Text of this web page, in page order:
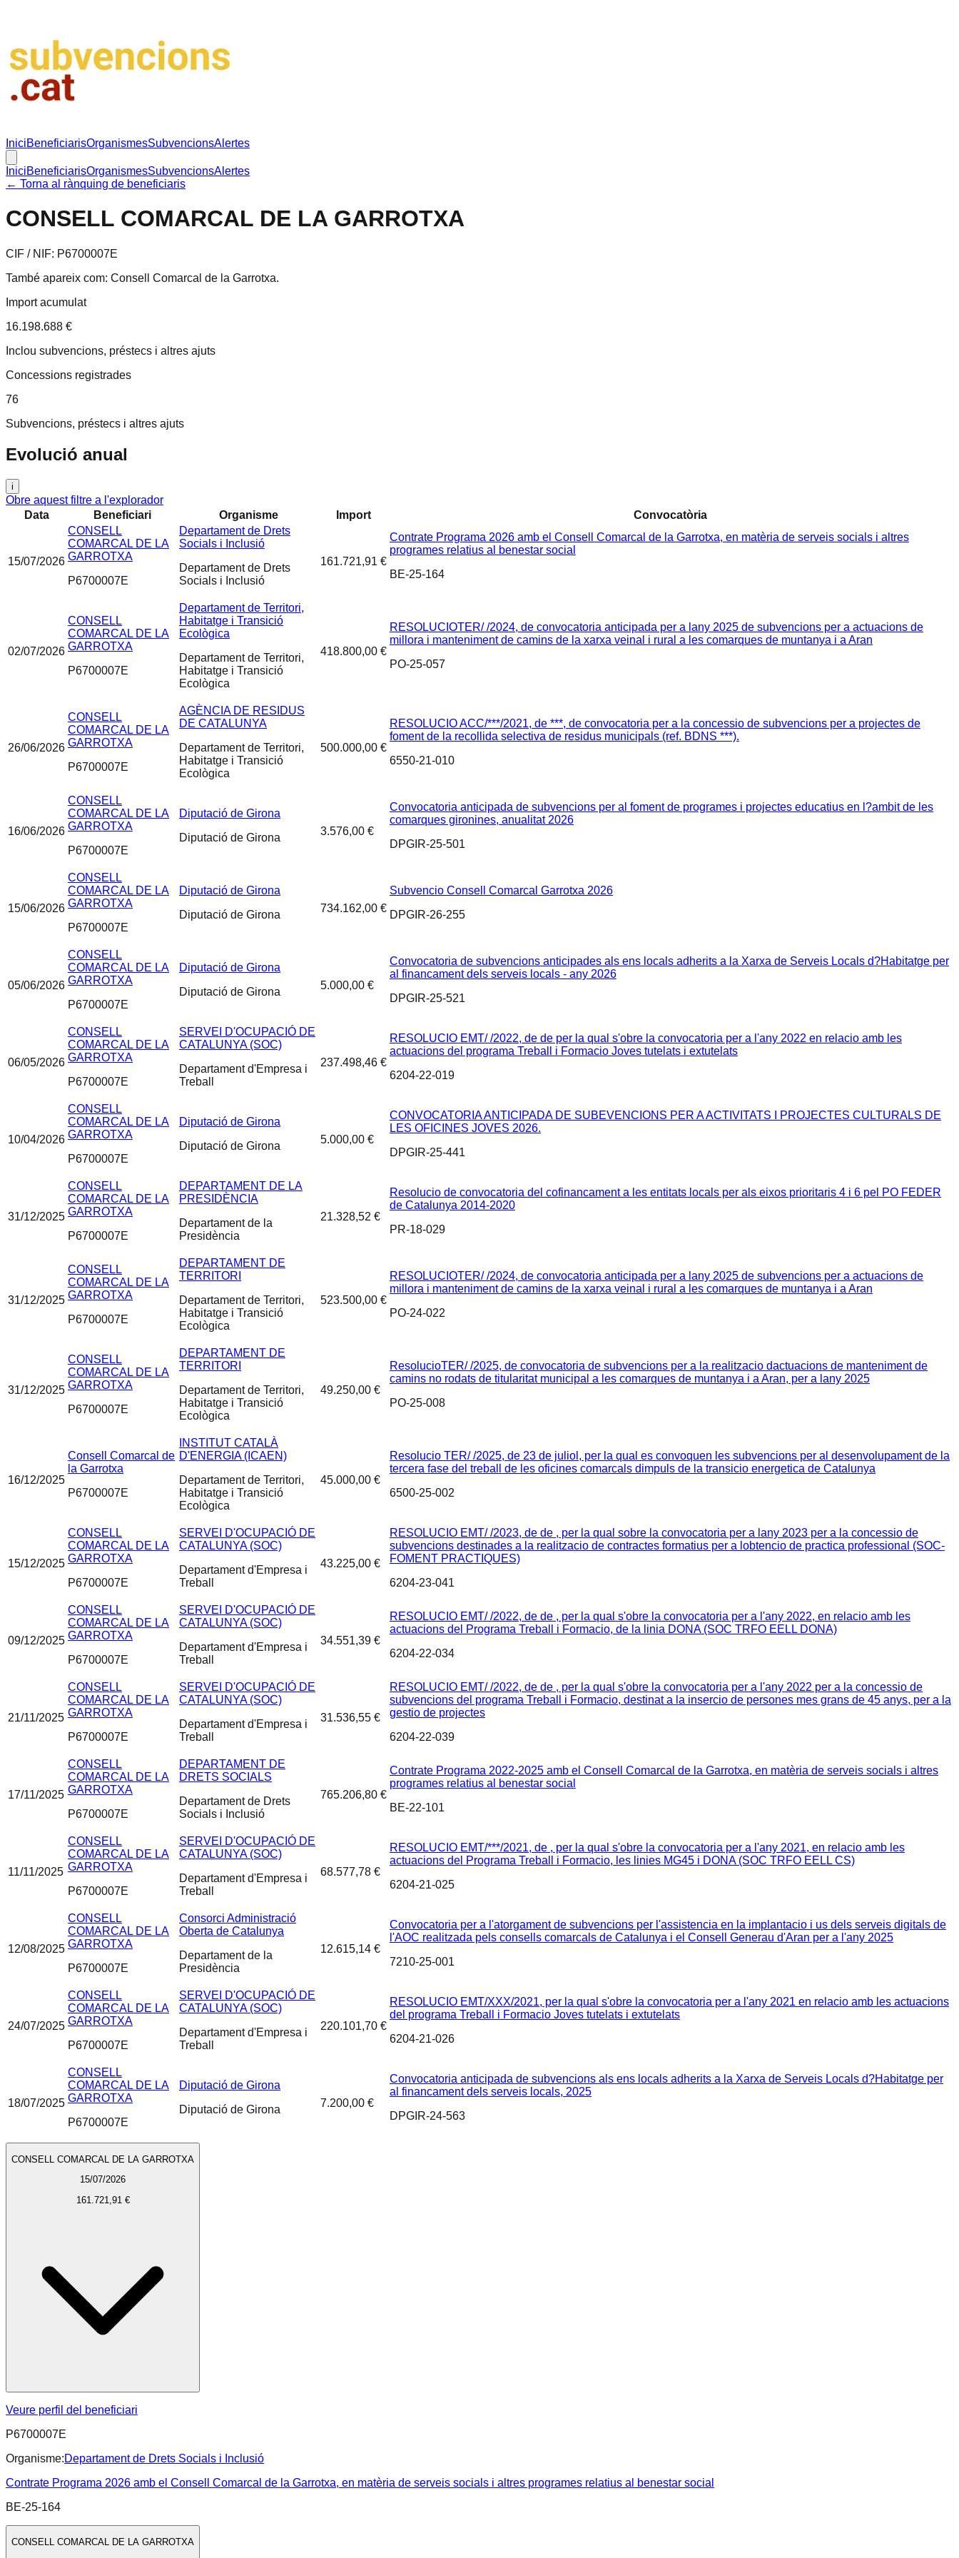
IniciBeneficiarisOrganismesSubvencionsAlertes
IniciBeneficiarisOrganismesSubvencionsAlertes
← Torna al rànquing de beneficiaris
CONSELL COMARCAL DE LA GARROTXA
CIF / NIF: P6700007E
També apareix com: Consell Comarcal de la Garrotxa.
Import acumulat
16.198.688 €
Inclou subvencions, préstecs i altres ajuts
Concessions registrades
76
Subvencions, préstecs i altres ajuts
Evolució anual
i
Obre aquest filtre a l'explorador
Data
Beneficiari Organisme Import Convocatòria
15/07/2026
CONSELL
COMARCAL DE LA
GARROTXA
P6700007E
Departament de Drets
Socials i Inclusió
Departament de Drets
Socials i Inclusió
161.721,91 €
Contrate Programa 2026 amb el Consell Comarcal de la Garrotxa, en matèria de serveis socials i altres
programes relatius al benestar social
BE-25-164
02/07/2026
CONSELL
COMARCAL DE LA
GARROTXA
P6700007E
Departament de Territori,
Habitatge i Transició
Ecològica
Departament de Territori,
Habitatge i Transició
Ecològica
418.800,00 €
RESOLUCIOTER/ /2024, de convocatoria anticipada per a lany 2025 de subvencions per a actuacions de
millora i manteniment de camins de la xarxa veinal i rural a les comarques de muntanya i a Aran
PO-25-057
26/06/2026
CONSELL
COMARCAL DE LA
GARROTXA
P6700007E
AGÈNCIA DE RESIDUS
DE CATALUNYA
Departament de Territori,
Habitatge i Transició
Ecològica
500.000,00 €
RESOLUCIO ACC/***/2021, de ***, de convocatoria per a la concessio de subvencions per a projectes de
foment de la recollida selectiva de residus municipals (ref. BDNS ***).
6550-21-010
16/06/2026
CONSELL
COMARCAL DE LA
GARROTXA
P6700007E
Diputació de Girona
Diputació de Girona
3.576,00 €
Convocatoria anticipada de subvencions per al foment de programes i projectes educatius en l?ambit de les
comarques gironines, anualitat 2026
DPGIR-25-501
15/06/2026
CONSELL
COMARCAL DE LA
GARROTXA
P6700007E
Diputació de Girona
Diputació de Girona
734.162,00 €
Subvencio Consell Comarcal Garrotxa 2026
DPGIR-26-255
05/06/2026
CONSELL
COMARCAL DE LA
GARROTXA
P6700007E
Diputació de Girona
Diputació de Girona
5.000,00 €
Convocatoria de subvencions anticipades als ens locals adherits a la Xarxa de Serveis Locals d?Habitatge per
al financament dels serveis locals - any 2026
DPGIR-25-521
06/05/2026
CONSELL
COMARCAL DE LA
GARROTXA
P6700007E
SERVEI D'OCUPACIÓ DE
CATALUNYA (SOC)
Departament d'Empresa i
Treball
237.498,46 €
RESOLUCIO EMT/ /2022, de de per la qual s'obre la convocatoria per a l'any 2022 en relacio amb les
actuacions del programa Treball i Formacio Joves tutelats i extutelats
6204-22-019
10/04/2026
CONSELL
COMARCAL DE LA
GARROTXA
P6700007E
Diputació de Girona
Diputació de Girona
5.000,00 €
CONVOCATORIA ANTICIPADA DE SUBEVENCIONS PER A ACTIVITATS I PROJECTES CULTURALS DE
LES OFICINES JOVES 2026.
DPGIR-25-441
31/12/2025
CONSELL
COMARCAL DE LA
GARROTXA
P6700007E
DEPARTAMENT DE LA
PRESIDÈNCIA
Departament de la
Presidència
21.328,52 €
Resolucio de convocatoria del cofinancament a les entitats locals per als eixos prioritaris 4 i 6 pel PO FEDER
de Catalunya 2014-2020
PR-18-029
31/12/2025
CONSELL
COMARCAL DE LA
GARROTXA
P6700007E
DEPARTAMENT DE
TERRITORI
Departament de Territori,
Habitatge i Transició
Ecològica
523.500,00 €
RESOLUCIOTER/ /2024, de convocatoria anticipada per a lany 2025 de subvencions per a actuacions de
millora i manteniment de camins de la xarxa veinal i rural a les comarques de muntanya i a Aran
PO-24-022
31/12/2025
CONSELL
COMARCAL DE LA
GARROTXA
P6700007E
DEPARTAMENT DE
TERRITORI
Departament de Territori,
Habitatge i Transició
Ecològica
49.250,00 €
ResolucioTER/ /2025, de convocatoria de subvencions per a la realitzacio dactuacions de manteniment de
camins no rodats de titularitat municipal a les comarques de muntanya i a Aran, per a lany 2025
PO-25-008
16/12/2025
Consell Comarcal de
la Garrotxa
P6700007E
INSTITUT CATALÀ
D'ENERGIA (ICAEN)
Departament de Territori,
Habitatge i Transició
Ecològica
45.000,00 €
Resolucio TER/ /2025, de 23 de juliol, per la qual es convoquen les subvencions per al desenvolupament de la
tercera fase del treball de les oficines comarcals dimpuls de la transicio energetica de Catalunya
6500-25-002
15/12/2025
CONSELL
COMARCAL DE LA
GARROTXA
P6700007E
SERVEI D'OCUPACIÓ DE
CATALUNYA (SOC)
Departament d'Empresa i
Treball
43.225,00 €
RESOLUCIO EMT/ /2023, de de , per la qual sobre la convocatoria per a lany 2023 per a la concessio de
subvencions destinades a la realitzacio de contractes formatius per a lobtencio de practica professional (SOC-
FOMENT PRACTIQUES)
6204-23-041
09/12/2025
CONSELL
COMARCAL DE LA
GARROTXA
P6700007E
SERVEI D'OCUPACIÓ DE
CATALUNYA (SOC)
Departament d'Empresa i
Treball
34.551,39 €
RESOLUCIO EMT/ /2022, de de , per la qual s'obre la convocatoria per a l'any 2022, en relacio amb les
actuacions del Programa Treball i Formacio, de la linia DONA (SOC TRFO EELL DONA)
6204-22-034
21/11/2025
CONSELL
COMARCAL DE LA
GARROTXA
P6700007E
SERVEI D'OCUPACIÓ DE
CATALUNYA (SOC)
Departament d'Empresa i
Treball
31.536,55 €
RESOLUCIO EMT/ /2022, de de , per la qual s'obre la convocatoria per a l'any 2022 per a la concessio de
subvencions del programa Treball i Formacio, destinat a la insercio de persones mes grans de 45 anys, per a la
gestio de projectes
6204-22-039
17/11/2025
CONSELL
COMARCAL DE LA
GARROTXA
P6700007E
DEPARTAMENT DE
DRETS SOCIALS
Departament de Drets
Socials i Inclusió
765.206,80 €
Contrate Programa 2022-2025 amb el Consell Comarcal de la Garrotxa, en matèria de serveis socials i altres
programes relatius al benestar social
BE-22-101
11/11/2025
CONSELL
COMARCAL DE LA
GARROTXA
P6700007E
SERVEI D'OCUPACIÓ DE
CATALUNYA (SOC)
Departament d'Empresa i
Treball
68.577,78 €
RESOLUCIO EMT/***/2021, de , per la qual s'obre la convocatoria per a l'any 2021, en relacio amb les
actuacions del Programa Treball i Formacio, les linies MG45 i DONA (SOC TRFO EELL CS)
6204-21-025
12/08/2025
CONSELL
COMARCAL DE LA
GARROTXA
P6700007E
Consorci Administració
Oberta de Catalunya
Departament de la
Presidència
12.615,14 €
Convocatoria per a l'atorgament de subvencions per l'assistencia en la implantacio i us dels serveis digitals de
l'AOC realitzada pels consells comarcals de Catalunya i el Consell Generau d'Aran per a l'any 2025
7210-25-001
24/07/2025
CONSELL
COMARCAL DE LA
GARROTXA
P6700007E
SERVEI D'OCUPACIÓ DE
CATALUNYA (SOC)
Departament d'Empresa i
Treball
220.101,70 €
RESOLUCIO EMT/XXX/2021, per la qual s'obre la convocatoria per a l'any 2021 en relacio amb les actuacions
del programa Treball i Formacio Joves tutelats i extutelats
6204-21-026
18/07/2025
CONSELL
COMARCAL DE LA
GARROTXA
P6700007E
Diputació de Girona
Diputació de Girona
7.200,00 €
Convocatoria anticipada de subvencions als ens locals adherits a la Xarxa de Serveis Locals d?Habitatge per
al financament dels serveis locals, 2025
DPGIR-24-563
CONSELL COMARCAL DE LA GARROTXA
15/07/2026
161.721,91 €
Veure perfil del beneficiari
P6700007E
Organisme:Departament de Drets Socials i Inclusió
Contrate Programa 2026 amb el Consell Comarcal de la Garrotxa, en matèria de serveis socials i altres programes relatius al benestar social
BE-25-164
CONSELL COMARCAL DE LA GARROTXA